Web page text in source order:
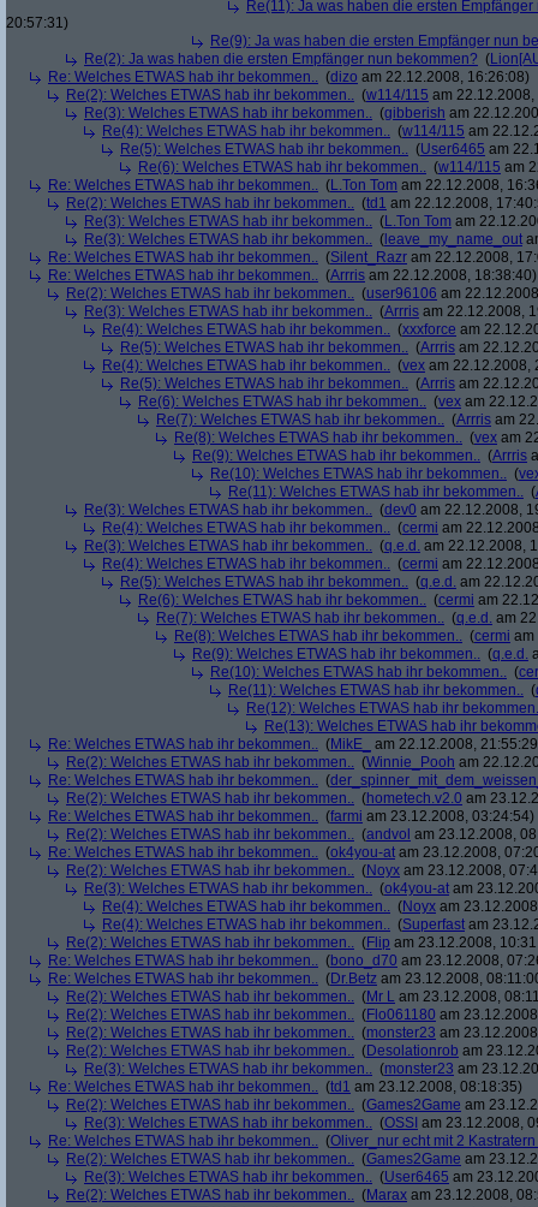
Re(11): Ja was haben die ersten
20:57:31)
Re(9): Ja was haben die ersten Empfänger nun
Re(2): Ja was haben die ersten Empfänger nun bekommen? (
Re: Welches ETWAS hab ihr bekommen.. (dizo am 22.12.2008, 16:26:08)
Re(2): Welches ETWAS hab ihr bekommen.. (w114/115 am
Re(3): Welches ETWAS hab ihr bekommen.. (gibberish am
Re(4): Welches ETWAS hab ihr bekommen.. (w114/115 am
Re(5): Welches ETWAS hab ihr bekommen.. (User6465 am
Re(6): Welches ETWAS hab ihr bekommen.. (w114/115 am
Re: Welches ETWAS hab ihr bekommen.. (L.Ton Tom am 22.12.2008,
Re(2): Welches ETWAS hab ihr bekommen.. (td1 am 22.12.2008,
Re(3): Welches ETWAS hab ihr bekommen.. (L.Ton Tom am
Re(3): Welches ETWAS hab ihr bekommen.. ( leave_my_name_out
Re: Welches ETWAS hab ihr bekommen.. (Silent_Razr am 22.12.2008,
Re: Welches ETWAS hab ihr bekommen.. (Arrris am 22.12.2008, 18:38:40)
Re(2): Welches ETWAS hab ihr bekommen.. (user96106 am
Re(3): Welches ETWAS hab ihr bekommen.. (Arrris am 22.12.2008,
Re(4): Welches ETWAS hab ihr bekommen.. (xxxforce am
Re(5): Welches ETWAS hab ihr bekommen.. (Arrris am
Re(4): Welches ETWAS hab ihr bekommen.. (vex am 22.12.2008,
Re(5): Welches ETWAS hab ihr bekommen.. (Arrris am
Re(6): Welches ETWAS hab ihr bekommen.. (vex am
Re(7): Welches ETWAS hab ihr bekommen.. (Arrris am
Re(8): Welches ETWAS hab ihr bekommen.. (vex am
Re(9): Welches ETWAS hab ihr bekommen.. (Arrris
Re(10): Welches ETWAS hab ihr bekommen.. (
Re(11): Welches ETWAS hab ihr bekommen.. (
Re(3): Welches ETWAS hab ihr bekommen.. (dev0 am 22.12.2008,
Re(4): Welches ETWAS hab ihr bekommen.. (cermi am
Re(3): Welches ETWAS hab ihr bekommen.. (q.e.d. am 22.12.2008,
Re(4): Welches ETWAS hab ihr bekommen.. (cermi am
Re(5): Welches ETWAS hab ihr bekommen.. (q.e.d. am
Re(6): Welches ETWAS hab ihr bekommen.. (cermi am
Re(7): Welches ETWAS hab ihr bekommen.. (q.e.d. am
Re(8): Welches ETWAS hab ihr bekommen.. (cermi am
Re(9): Welches ETWAS hab ihr bekommen.. (q.e.d.
Re(10): Welches ETWAS hab ihr bekommen.. (
Re(11): Welches ETWAS hab ihr bekommen.. (
Re(12): Welches ETWAS hab ihr
Re(13): Welches ETWAS hab ihr
Re: Welches ETWAS hab ihr bekommen.. (MikE_
am 22.12.2008,
Re(2): Welches ETWAS hab ihr bekommen.. (Winnie_Pooh am
Re: Welches ETWAS hab ihr bekommen.. (
Re(2): Welches ETWAS hab ihr bekommen.. (hometech.v2.0 am
Re: Welches ETWAS hab ihr bekommen.. (farmi am 23.12.2008, 03:24:54)
Re(2): Welches ETWAS hab ihr bekommen.. (andvol am 23.12.2008,
Re: Welches ETWAS hab ihr bekommen.. (ok4you-at am 23.12.2008,
Re(2): Welches ETWAS hab ihr bekommen.. (Noyx am 23.12.2008,
Re(3): Welches ETWAS hab ihr bekommen.. (ok4you-at am
Re(4): Welches ETWAS hab ihr bekommen.. (Noyx am
Re(4): Welches ETWAS hab ihr bekommen.. (Superfast am
Re(2): Welches ETWAS hab ihr bekommen.. (Flip am 23.12.2008,
Re: Welches ETWAS hab ihr bekommen.. (bono_d70 am 23.12.2008,
Re: Welches ETWAS hab ihr bekommen.. (Dr.Betz am 23.12.2008,
Re(2): Welches ETWAS hab ihr bekommen.. (Mr L am 23.12.2008,
Re(2): Welches ETWAS hab ihr bekommen.. (Flo061180 am
Re(2): Welches ETWAS hab ihr bekommen.. (monster23 am
Re(2): Welches ETWAS hab ihr bekommen.. (Desolationrob am
Re(3): Welches ETWAS hab ihr bekommen.. (monster23 am
Re: Welches ETWAS hab ihr bekommen.. (td1 am 23.12.2008, 08:18:35)
Re(2): Welches ETWAS hab ihr bekommen.. (Games2Game am
Re(3): Welches ETWAS hab ihr bekommen.. (OSSI am 23.12.2008,
Re: Welches ETWAS hab ihr bekommen.. (Oliver_nur echt mit 2
Re(2): Welches ETWAS hab ihr bekommen.. (Games2Game am
Re(3): Welches ETWAS hab ihr bekommen.. (User6465 am
Re(2): Welches ETWAS hab ihr bekommen.. (Marax am 23.12.2008,